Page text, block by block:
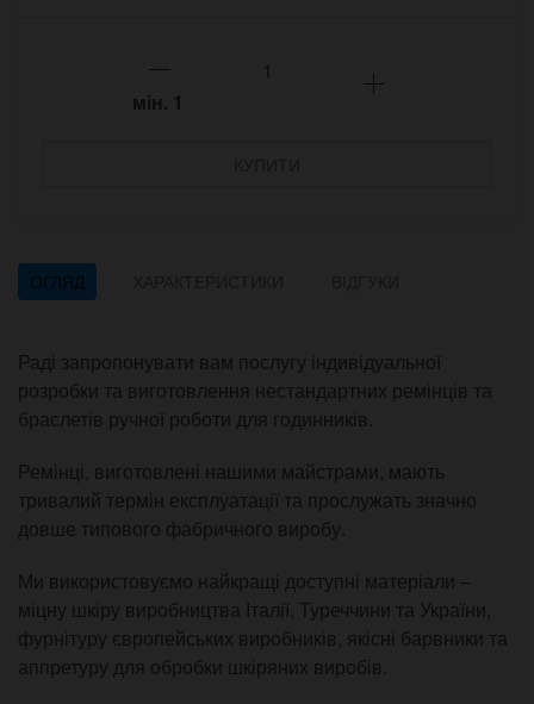
мін. 1
ОГЛЯД
Раді запропонувати вам послугу індивідуальної
розробки та виготовлення нестандартних ремінців та
браслетів ручної роботи для годинників.
Ремінці, виготовлені нашими майстрами, мають
тривалий термін експлуатації та прослужать значно
довше типового фабричного виробу.
Ми використовуємо найкращі доступні матеріали –
міцну шкіру виробництва Італії, Туреччини та України,
фурнітуру європейських виробників, якісні барвники та
аппретуру для обробки шкіряних виробів.